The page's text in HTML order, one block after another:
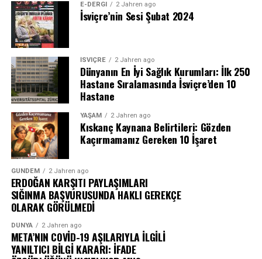
E-DERGI 2 Jahren ago
İsviçre’nin Sesi Şubat 2024
İSVIÇRE 2 Jahren ago
Dünyanın En İyi Sağlık Kurumları: İlk 250
Hastane Sıralamasında İsviçre’den 10
Hastane
YAŞAM 2 Jahren ago
Kıskanç Kaynana Belirtileri: Gözden
Kaçırmamanız Gereken 10 İşaret
GÜNDEM 2 Jahren ago
ERDOĞAN KARŞITI PAYLAŞIMLARI
SIĞINMA BAŞVURUSUNDA HAKLI GEREKÇE
OLARAK GÖRÜLMEDİ
DÜNYA 2 Jahren ago
META’NIN COVİD-19 AŞILARIYLA İLGİLİ
YANILTICI BİLGİ KARARI: İFADE